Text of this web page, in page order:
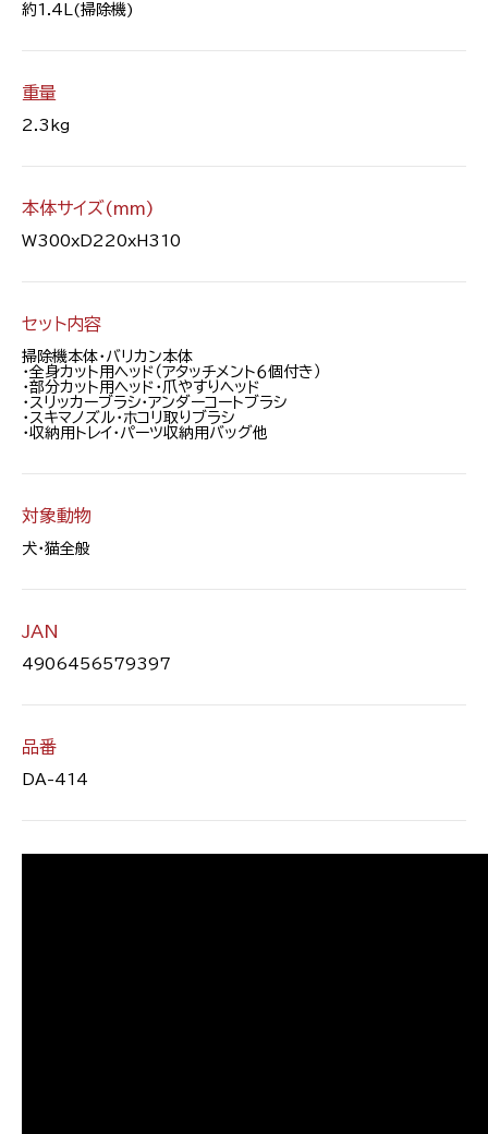
約1.4L(掃除機)
重量
2.3kg
本体サイズ(mm)
W300xD220xH310
セット内容
掃除機本体・バリカン本体
・全身カット用ヘッド（アタッチメント６個付き）
・部分カット用ヘッド・爪やすりヘッド
・スリッカーブラシ・アンダーコートブラシ
・スキマノズル・ホコリ取りブラシ
・収納用トレイ・パーツ収納用バッグ他
対象動物
犬・猫全般
JAN
4906456579397
品番
DA-414